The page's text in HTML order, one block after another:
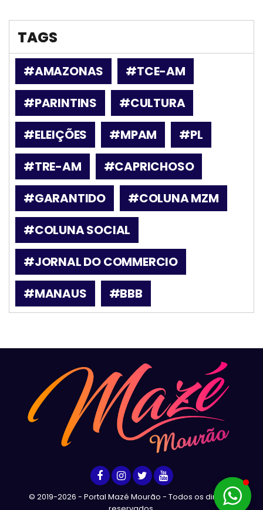
TAGS
#AMAZONAS
#TCE-AM
#PARINTINS
#CULTURA
#ELEIÇÕES
#MPAM
#PL
#TRE-AM
#CAPRICHOSO
#GARANTIDO
#COLUNA MZM
#COLUNA SOCIAL
#JORNAL DO COMMERCIO
#MANAUS
#BBB
© 2019-2026 - Portal Mazé Mourão - Todos os direitos